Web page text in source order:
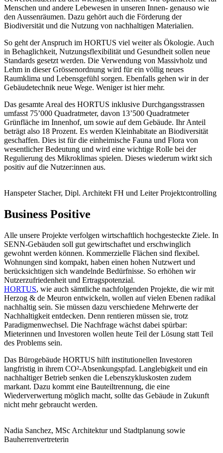
Menschen und andere Lebewesen in unseren Innen- genauso wie
den Aussenräumen. Dazu gehört auch die Förderung der
Biodiversität und die Nutzung von nachhaltigen Materialien.
So geht der Anspruch im HORTUS viel weiter als Ökologie. Auch
in Behaglichkeit, Nutzungsflexibilität und Gesundheit sollen neue
Standards gesetzt werden. Die Verwendung von Massivholz und
Lehm in dieser Grössenordnung wird für ein völlig neues
Raumklima und Lebensgefühl sorgen. Ebenfalls gehen wir in der
Gebäudetechnik neue Wege. Weniger ist hier mehr.
Das gesamte Areal des HORTUS inklusive Durchgangsstrassen
umfasst 75’000 Quadratmeter, davon 13’500 Quadratmeter
Grünfläche im Innenhof, um sowie auf dem Gebäude. Ihr Anteil
beträgt also 18 Prozent. Es werden Kleinhabitate an Biodiversität
geschaffen. Dies ist für die einheimische Fauna und Flora von
wesentlicher Bedeutung und wird eine wichtige Rolle bei der
Regulierung des Mikroklimas spielen. Dieses wiederum wirkt sich
positiv auf die Nutzer:innen aus.
Hanspeter Stacher, Dipl. Architekt FH und Leiter Projektcontrolling
Business Positive
Alle unsere Projekte verfolgen wirtschaftlich hochgesteckte Ziele. In
SENN-Gebäuden soll gut gewirtschaftet und erschwinglich
gewohnt werden können. Kommerzielle Flächen sind flexibel.
Wohnungen sind kompakt, haben einen hohen Nutzwert und
berücksichtigen sich wandelnde Bedürfnisse. So erhöhen wir
Nutzerzufriedenheit und Ertragspotenzial.
HORTUS, wie auch sämtliche nachfolgenden Projekte, die wir mit
Herzog & de Meuron entwickeln, wollen auf vielen Ebenen radikal
nachhaltig sein. Sie müssen dazu verschiedene Mehrwerte der
Nachhaltigkeit entdecken. Denn rentieren müssen sie, trotz
Paradigmenwechsel. Die Nachfrage wächst dabei spürbar:
Mieterinnen und Investoren wollen heute Teil der Lösung statt Teil
des Problems sein.
Das Bürogebäude HORTUS hilft institutionellen Investoren
langfristig in ihrem CO²-Absenkungspfad. Langlebigkeit und ein
nachhaltiger Betrieb senken die Lebenszykluskosten zudem
markant. Dazu kommt eine Bauteiltrennung, die eine
Wiederverwertung möglich macht, sollte das Gebäude in Zukunft
nicht mehr gebraucht werden.
Nadia Sanchez, MSc Architektur und Stadtplanung sowie
Bauherrenvertreterin